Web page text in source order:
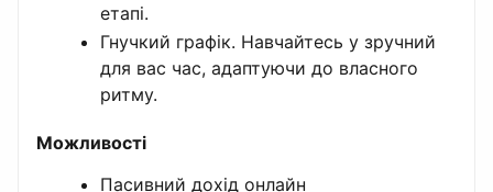
етапі.
Гнучкий графік. Навчайтесь у зручний
для вас час, адаптуючи до власного
ритму.
Можливості
Пасивний дохід онлайн